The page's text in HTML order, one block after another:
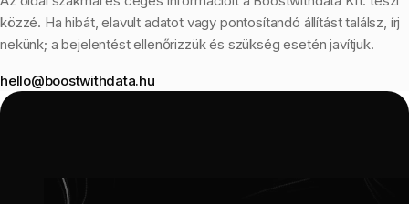
közzé. Ha hibát, elavult adatot vagy pontosítandó állítást találsz, írj
nekünk; a bejelentést ellenőrizzük és szükség esetén javítjuk.
hello@boostwithdata.hu